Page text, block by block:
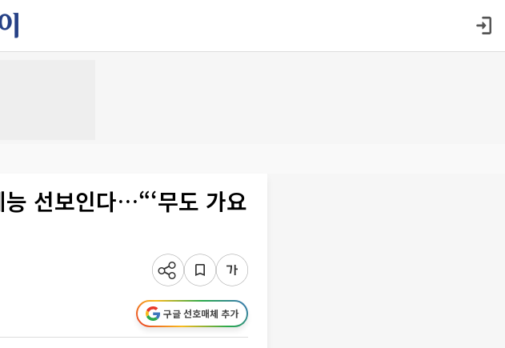
선보인다…“‘무도 가요
구글 선호매체 추가